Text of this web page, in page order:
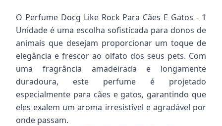
O Perfume Docg Like Rock Para Cães E Gatos - 1
Unidade é uma escolha sofisticada para donos de
animais que desejam proporcionar um toque de
elegância e frescor ao olfato dos seus pets. Com
uma fragrância amadeirada e longamente
duradoura, este perfume é projetado
especialmente para cães e gatos, garantindo que
eles exalem um aroma irresistível e agradável por
onde passam.